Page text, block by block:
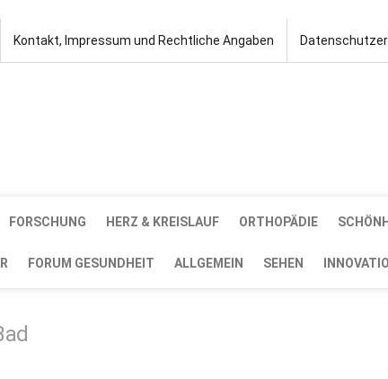
Kontakt, Impressum und Rechtliche Angaben
FORSCHUNG HERZ & KREISLAUF ORTHOPÄDIE
FORUM GESUNDHEIT ALLGEMEIN SEHEN